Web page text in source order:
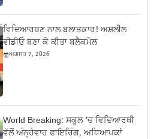
ਵਿਦਿਆਰਥਣ ਨਾਲ ਬਲਾਤਕਾਰ! ਅਸ਼ਲੀਲ
ਵੀਡੀਓ ਬਣਾ ਕੇ ਕੀਤਾ ਬਲੈਕਮੇਲ
ਅਗਸਤ 7, 2026
World Breaking: ਸਕੂਲ ‘ਚ ਵਿਦਿਆਰਥੀ
ਵੱਲੋਂ ਅੰਨ੍ਹੇਵਾਹ ਫਾਇਰਿੰਗ, ਅਧਿਆਪਕਾਂ